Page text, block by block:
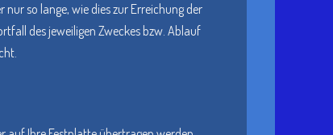
so lange, wie dies zur Erreichung der
des jeweiligen Zweckes bzw. Ablauf